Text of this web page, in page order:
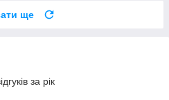
ще
за рік